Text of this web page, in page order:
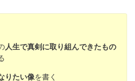
人生で真剣に取り組んできたもの
りたい像を書く